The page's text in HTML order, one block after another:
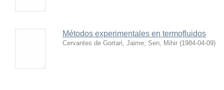
Métodos experimentales en termofluidos
Cervantes de Gortari, Jaime; Sen, Mihir (1984-04-09)